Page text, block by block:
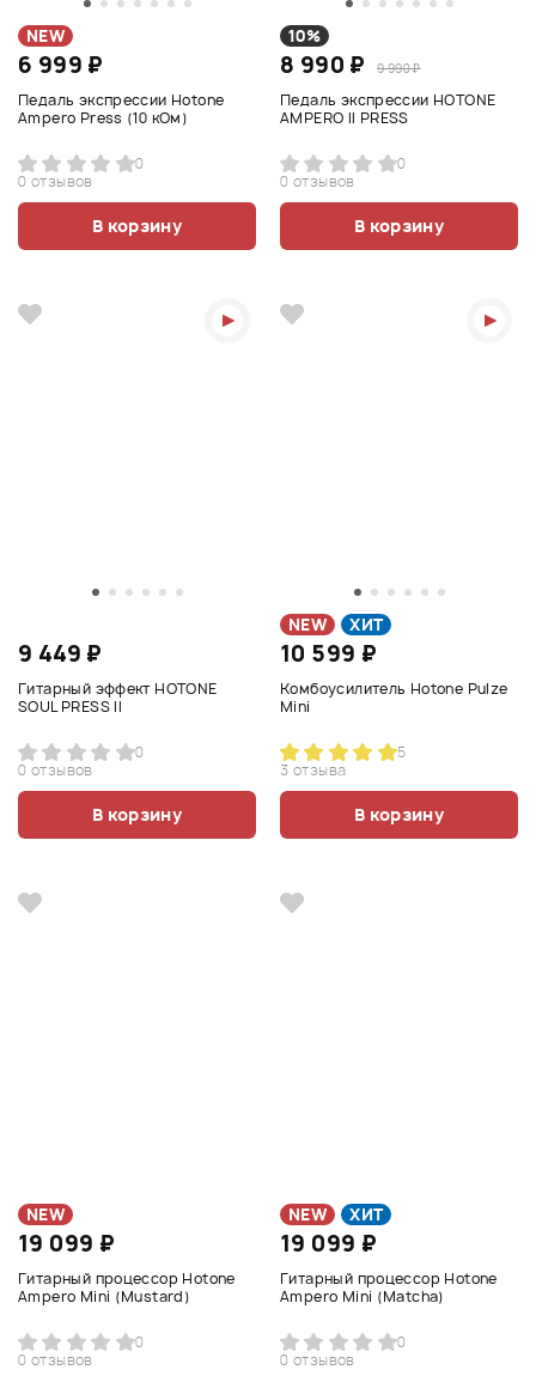
NEW
6 999 ₽
Педаль экспрессии Hotone
Ampero Press (10 кОм)
0
0 отзывов
В корзину
10%
8 990 ₽ 9 990 ₽
Педаль экспрессии HOTONE
AMPERO II PRESS
0
0 отзывов
В корзину
9 449 ₽
Гитарный эффект HOTONE
SOUL PRESS II
0
0 отзывов
В корзину
NEW ХИТ
10 599 ₽
Комбоусилитель Hotone Pulze
Mini
5
3 отзыва
В корзину
NEW
19 099 ₽
Гитарный процессор Hotone
Ampero Mini (Mustard)
0
0 отзывов
NEW ХИТ
19 099 ₽
Гитарный процессор Hotone
Ampero Mini (Matcha)
0
0 отзывов